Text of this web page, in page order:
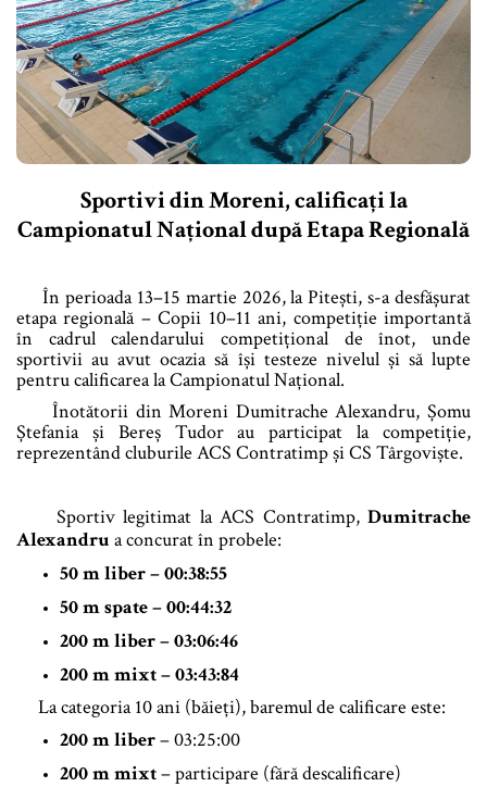
Sportivi din Moreni, calificați la
Campionatul Național după Etapa Regională
În perioada 13–15 martie 2026, la Pitești, s-a desfășurat
etapa regională – Copii 10–11 ani, competiție importantă
în cadrul calendarului competițional de înot, unde
sportivii au avut ocazia să își testeze nivelul și să lupte
pentru calificarea la Campionatul Național.
Înotătorii din Moreni Dumitrache Alexandru, Șomu
Ștefania și Bereș Tudor au participat la competiție,
reprezentând cluburile ACS Contratimp și CS Târgoviște.
Sportiv legitimat la ACS Contratimp, Dumitrache
Alexandru a concurat în probele:
50 m liber– 00:38:55
50 m spate– 00:44:32
200 m liber– 03:06:46
200 m mixt– 03:43:84
La categoria 10 ani (băieți), baremul de calificare este:
200 m liber– 03:25:00
200 m mixt– participare (fără descalificare)